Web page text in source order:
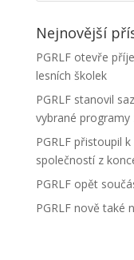
Nejnovější
PGRLF otevře
lesních školek
PGRLF stanovil
vybrané programy
PGRLF přistoupil
společností z
PGRLF opět
PGRLF nově také